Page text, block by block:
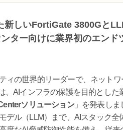
新しいFortiGate 3800Gと
ター向けに業界初のエン
ィの世界的リーダーで、ネット
、AIインフラの保護を目的とし
ソリューション」を発表しま
デル（LLM）まで、AIスタック